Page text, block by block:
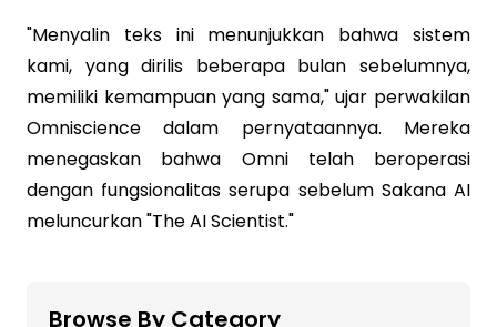
"Menyalin teks ini menunjukkan bahwa sistem
kami, yang dirilis beberapa bulan sebelumnya,
memiliki kemampuan yang sama," ujar perwakilan
Omniscience dalam pernyataannya. Mereka
menegaskan bahwa Omni telah beroperasi
dengan fungsionalitas serupa sebelum Sakana AI
meluncurkan "The AI Scientist."
Browse By Category